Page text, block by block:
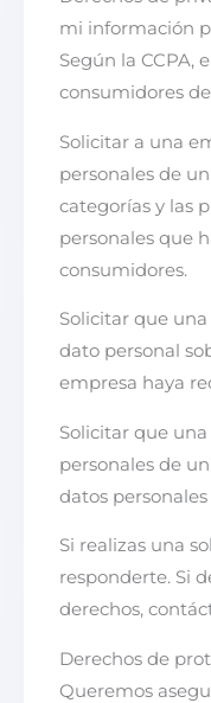
mi información
Según la CCPA,
consumidores
Solicitar a una
personales de
categorías y las
personales que
consumidores.
Solicitar que
dato personal
empresa haya
Solicitar que
personales de
datos
Si realizas una
responderte. Si
derechos,
Derechos de
Queremos